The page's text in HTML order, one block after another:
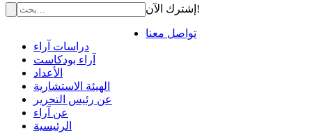
إشترك الآن!
تواصل معنا
دراسات آراء
آراء بودكاست
الأعداد
الهيئة الاستشارية
عن رئيس التحرير
عن آراء
الرئيسية